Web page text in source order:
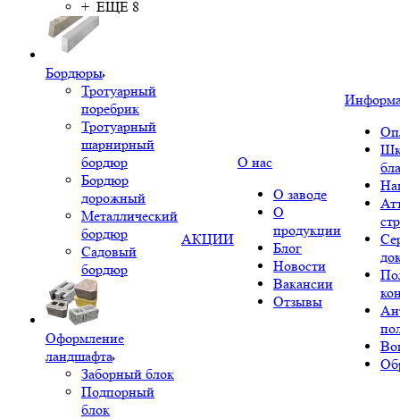
+ ЕЩЕ 8
Бордюры
Тротуарный
поребрик
Тротуарный
шарнирный
бордюр
Бордюр
дорожный
Металлический
бордюр
Садовый
бордюр
Оформление
ландшафта
Заборный блок
Подпорный
блок
АКЦИИ
О нас
О заводе
О
продукции
Блог
Новости
Вакансии
Отзывы